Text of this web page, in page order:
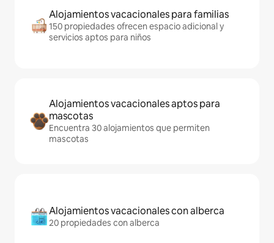
Alojamientos vacacionales para familias
150 propiedades ofrecen espacio adicional y
servicios aptos para niños
Alojamientos vacacionales aptos para
mascotas
Encuentra 30 alojamientos que permiten
mascotas
Alojamientos vacacionales con alberca
20 propiedades con alberca